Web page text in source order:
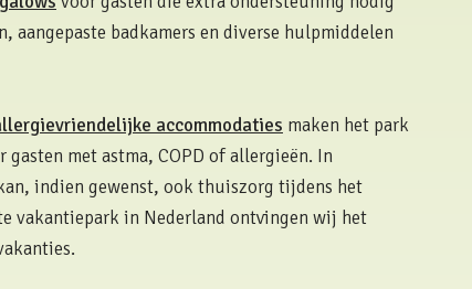
aangepaste badkamers en diverse hulpmiddelen
accommodaties maken het park
met astma, COPD of allergieën. In
kan, indien gewenst, ook thuiszorg tijdens het
vakantiepark in Nederland ontvingen wij het